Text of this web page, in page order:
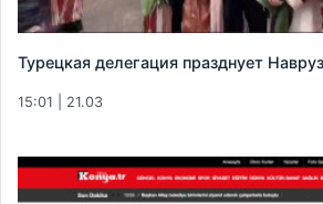
Турецкая делегация празднует
15:01 | 21.03